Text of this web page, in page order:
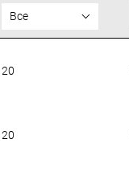
Все
20
20